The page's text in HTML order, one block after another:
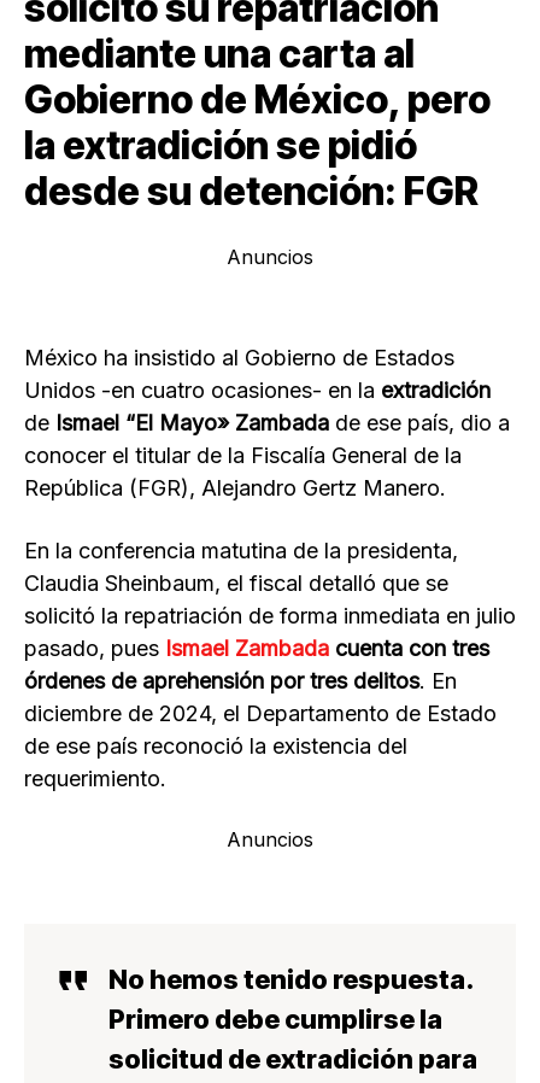
mediante una carta al
Gobierno de México, pero
la extradición se pidió
desde su detención: FGR
Anuncios
México ha insistido al Gobierno de Estados
Unidos -en cuatro ocasiones- en la extradición
de Ismael “El Mayo» Zambada de ese país, dio a
conocer el titular de la Fiscalía General de la
República (FGR), Alejandro Gertz Manero.
En la conferencia matutina de la presidenta,
Claudia Sheinbaum, el fiscal detalló que se
solicitó la repatriación de forma inmediata en julio
pasado, pues Ismael Zambada cuenta con tres
órdenes de aprehensión por tres delitos. En
diciembre de 2024, el Departamento de Estado
de ese país reconoció la existencia del
requerimiento.
Anuncios
No hemos tenido respuesta.
Primero debe cumplirse la
solicitud de extradición para